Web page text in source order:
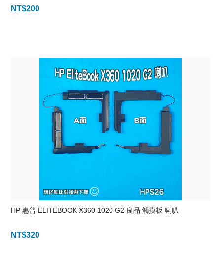
A2116 A1418 A1419 A1862
NT$200
HP 惠普 ELITEBOOK X360 1020 G2 良品 觸摸板 喇叭
NT$320